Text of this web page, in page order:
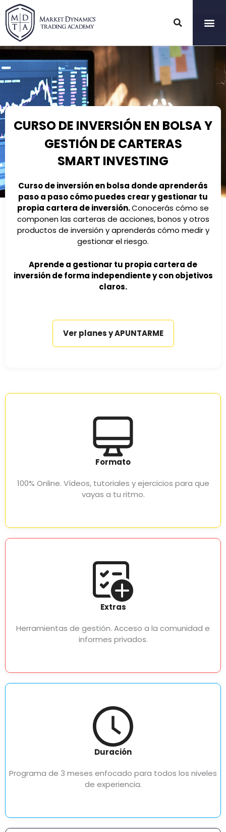
contenido
CURSO DE INVERSIÓN EN BOLSA Y
GESTIÓN DE CARTERAS
SMART INVESTING
Curso de inversión en bolsa donde aprenderás
paso a paso cómo puedes crear y gestionar tu
propia cartera de inversión.Conocerás cómo se
componen las carteras de acciones, bonos y otros
productos de inversión y aprenderás cómo medir y
gestionar el riesgo.
Aprende a gestionar tu propia cartera de
inversión de forma independiente y con objetivos
claros.
Ver planes y APUNTARME
Formato
100% Online. Vídeos, tutoriales y ejercicios para que
vayas a tu ritmo.
Extras
Herramientas de gestión. Acceso a la comunidad e
informes privados.
Duración
Programa de 3 meses enfocado para todos los niveles
de experiencia.